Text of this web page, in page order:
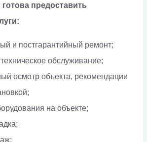
предоставить
и постгарантийный ремонт;
обслуживание;
осмотр объекта, рекомендации
на объекте;